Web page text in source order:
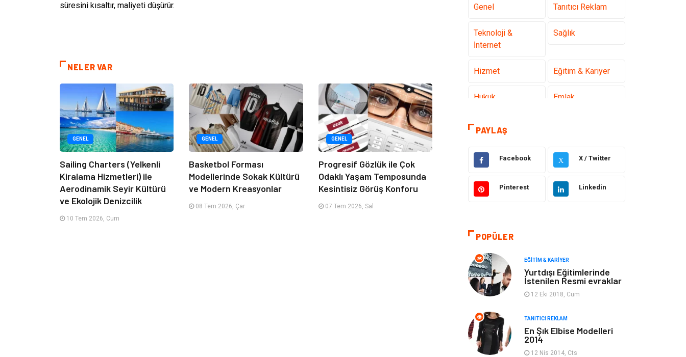
süresini kısaltır, maliyeti düşürür.
NELER VAR
GENEL
Sailing Charters (Yelkenli
Kiralama Hizmetleri) ile
Aerodinamik Seyir Kültürü
ve Ekolojik Denizcilik
10 Tem 2026, Cum
GENEL
Basketbol Forması
Modellerinde Sokak Kültürü
ve Modern Kreasyonlar
08 Tem 2026, Çar
GENEL
Progresif Gözlük ile Çok
Odaklı Yaşam Temposunda
Kesintisiz Görüş Konforu
07 Tem 2026, Sal
Genel Tanıtıcı Reklam
Teknoloji &
İnternet
Sağlık
Hizmet Eğitim & Kariyer
Hukuk Emlak
Otomotiv
Giyim Keyif & Hobi
Ev Dekorasyon Organizasyon
Finans & Ekonomi Tatil
Anne & Çocuk
PAYLAŞ
Facebook X X / Twitter
Pinterest Linkedin
POPÜLER
EĞITIM & KARIYER
Yurtdışı Eğitimlerinde
İstenilen Resmi evraklar
12 Eki 2018, Cum
TANITICI REKLAM
En Şık Elbise Modelleri
2014
12 Nis 2014, Cts